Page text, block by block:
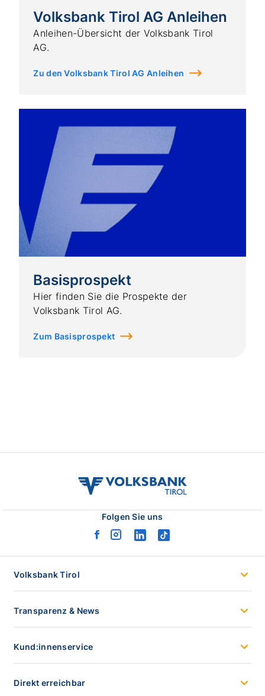
Volksbank Tirol AG Anleihen
Anleihen-Übersicht der Volksbank Tirol
AG.
Zu den Volksbank Tirol AG Anleihen
Basisprospekt
Hier finden Sie die Prospekte der
Volksbank Tirol AG.
Zum Basisprospekt
volksbank
Folgen Sie uns
facebook
instagram
linkedintiktok
Volksbank Tirol
Transparenz & News
Kund:innenservice
Direkt erreichbar